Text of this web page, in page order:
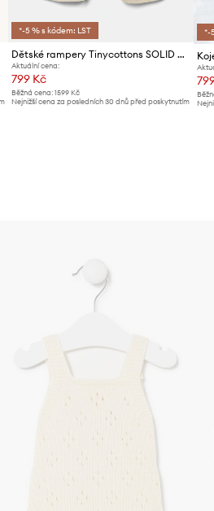
*-5 % s kódem: LST
Dětské rampery Tinycottons SOLID SHORT DUNGAREE
Aktuální cena:
799 Kč
Běžná cena: 1599 Kč
Nejnižší cena za posledních 30 dnů před poskytnutím
*-